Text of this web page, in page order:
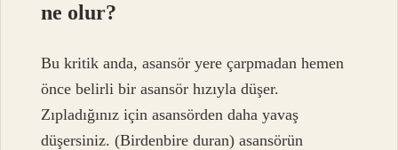
ne olur?
Bu kritik anda, asansör yere çarpmadan hemen
önce belirli bir asansör hızıyla düşer.
Zıpladığınız için asansörden daha yavaş
düşersiniz. (Birdenbire duran) asansörün